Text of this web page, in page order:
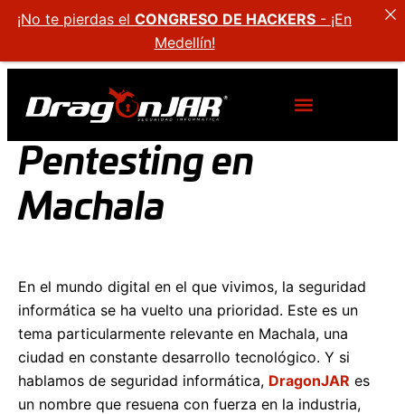
Pentesting en
Machala
En el mundo digital en el que vivimos, la seguridad
informática se ha vuelto una prioridad. Este es un
tema particularmente relevante en Machala, una
ciudad en constante desarrollo tecnológico. Y si
hablamos de seguridad informática, DragonJAR es
un nombre que resuena con fuerza en la industria,
¡No te pierdas el CONGRESO DE HACKERS - ¡En
Medellín!